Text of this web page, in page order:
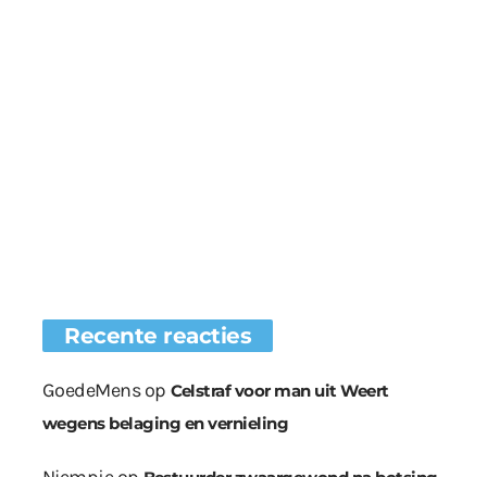
Recente reacties
GoedeMensop Celstraf voor man uit Weert
wegens belaging en vernieling